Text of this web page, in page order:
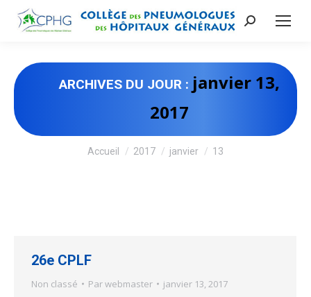
Recherche
ARCHIVES DU JOUR : janvier 13,
2017
Vous êtes ici :
Accueil 2017 janvier 13
26e CPLF
Non classé Parwebmaster janvier 13, 2017